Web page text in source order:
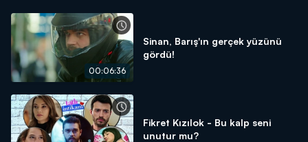
00:06:36
Sinan, Barış'ın gerçek yüzünü
gördü!
Fikret Kızılok - Bu kalp seni
unutur mu?